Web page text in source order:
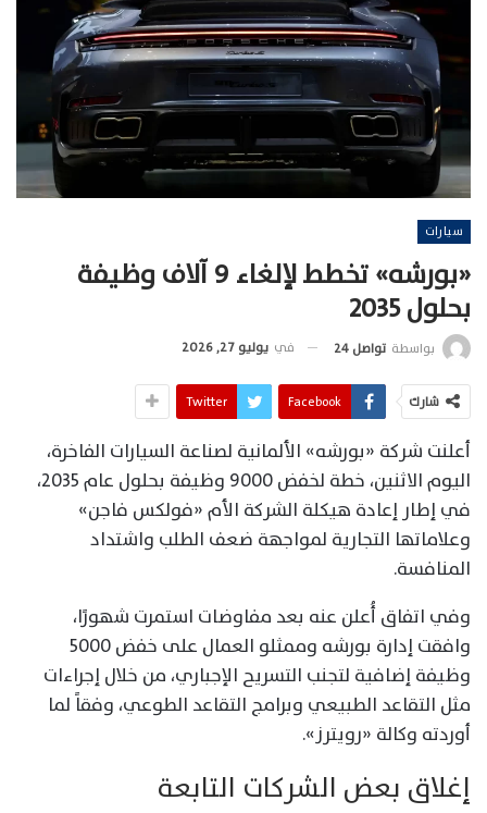
سيارات
«بورشه» تخطط لإلغاء 9 آلاف وظيفة
بحلول 2035
بواسطة تواصل 24 في يوليو 27, 2026
شارك Facebook
Twitter
أعلنت شركة «بورشه» الألمانية لصناعة السيارات الفاخرة،
اليوم الاثنين، خطة لخفض 9000 وظيفة بحلول عام 2035،
في إطار إعادة هيكلة الشركة الأم «فولكس فاجن»
وعلاماتها التجارية لمواجهة ضعف الطلب واشتداد
المنافسة.
وفي اتفاق أُعلن عنه بعد مفاوضات استمرت شهورًا،
وافقت إدارة بورشه وممثلو العمال على خفض 5000
وظيفة إضافية لتجنب التسريح الإجباري، من خلال إجراءات
مثل التقاعد الطبيعي وبرامج التقاعد الطوعي، وفقاً لما
أوردته وكالة «رويترز».
إغلاق بعض الشركات التابعة